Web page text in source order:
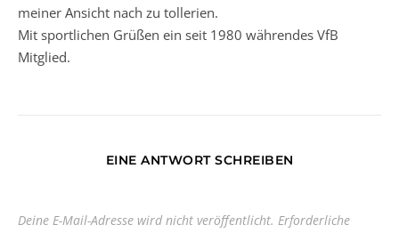
meiner Ansicht nach zu tollerien.
Mit sportlichen Grüßen ein seit 1980 währendes VfB
Mitglied.
EINE ANTWORT SCHREIBEN
Deine E-Mail-Adresse wird nicht veröffentlicht. Erforderliche